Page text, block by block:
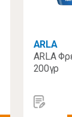
ARLA
ARLA
200γρ